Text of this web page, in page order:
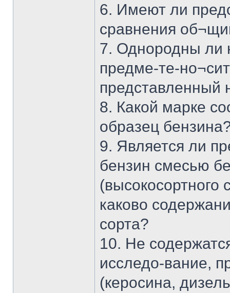
6. Имеют ли
сравнения
7. Однородны ли
предме-те-
представленный
8. Какой марке
образец
9. Является ли
бензин смесью
(высокосортного
каково
сорта?
10. Не
исследо-вание,
(керосина,